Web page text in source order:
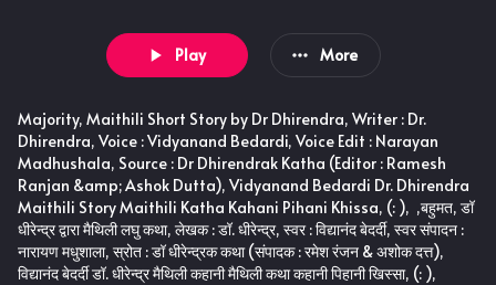
Play More
Majority, Maithili Short Story by Dr Dhirendra, Writer : Dr.
Dhirendra, Voice : Vidyanand Bedardi, Voice Edit : Narayan
Madhushala, Source : Dr Dhirendrak Katha (Editor : Ramesh
Ranjan &amp; Ashok Dutta), Vidyanand Bedardi Dr. Dhirendra
Maithili Story Maithili Katha Kahani Pihani Khissa, (: ), ​ ​,बहुमत, डॉ
धीरेन्द्र द्वारा मैथिली लघु कथा, लेखक : डॉ. धीरेन्द्र, स्वर : विद्यानंद बेदर्दी, स्वर संपादन :
नारायण मधुशाला, स्रोत : डॉ धीरेन्द्रक कथा (संपादक : रमेश रंजन & अशोक दत्त),
विद्यानंद बेदर्दी डॉ. धीरेन्द्र मैथिली कहानी मैथिली कथा कहानी पिहानी खिस्सा, (: ), ​ ​